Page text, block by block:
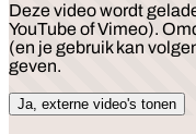
Deze video wordt
YouTube of Vimeo).
(en je gebruik kan
geven.
Ja, externe video's tonen